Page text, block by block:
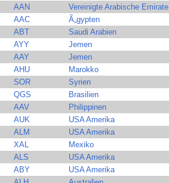
AAN
Vereinigte Arabische Emirate
AAC
Ã„gypten
ABT
Saudi Arabien
AYY
Jemen
AAY
Jemen
AHU
Marokko
SOR
Syrien
QGS
Brasilien
AAV
Philippinen
AUK
USA Amerika
ALM
USA Amerika
XAL
Mexiko
ALS
USA Amerika
ABY
USA Amerika